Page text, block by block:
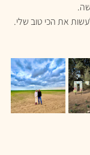
את הכי טוב שלי.